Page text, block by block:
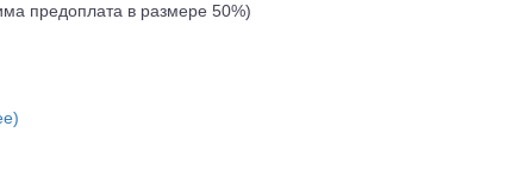
предоплата в размере 50%)